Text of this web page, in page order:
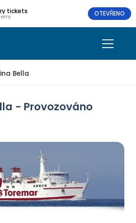
tickets OTEVŘENO
Bella
- Provozováno